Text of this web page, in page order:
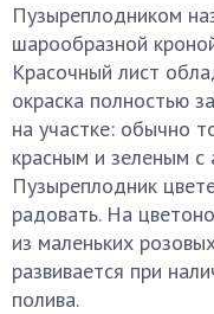
Пузыреплодником
шарообразной
Красочный лист
окраска полностью
на участке: обычно
красным и зеленым
Пузыреплодник
радовать. На
из маленьких
развивается при
полива.